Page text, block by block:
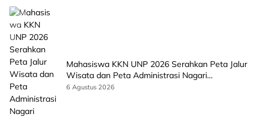
Mahasiswa KKN UNP 2026 Serahkan Peta Jalur
Wisata dan Peta Administrasi Nagari
Paninggahan
6 Agustus 2026